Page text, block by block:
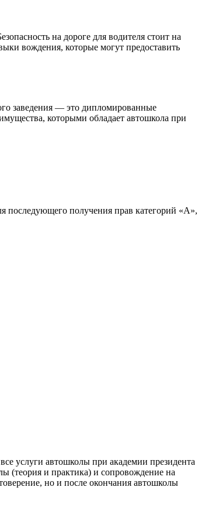
на дороге для водителя стоит на
вождения, которые могут предоставить
заведения — это дипломированные
которыми обладает автошкола при
последующего получения прав категорий «А»,
услуги автошколы при академии президента
(теория и практика) и сопровождение на
но и после окончания автошколы